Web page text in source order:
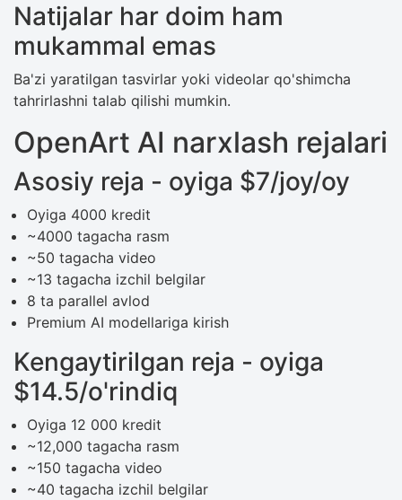
Natijalar har doim ham
mukammal emas
Ba'zi yaratilgan tasvirlar yoki videolar qo'shimcha
tahrirlashni talab qilishi mumkin.
OpenArt AI narxlash rejalari
Asosiy reja - oyiga $7/joy/oy
Oyiga 4000 kredit
~4000 tagacha rasm
~50 tagacha video
~13 tagacha izchil belgilar
8 ta parallel avlod
Premium AI modellariga kirish
Kengaytirilgan reja - oyiga
$14.5/o'rindiq
Oyiga 12 000 kredit
~12,000 tagacha rasm
~150 tagacha video
~40 tagacha izchil belgilar